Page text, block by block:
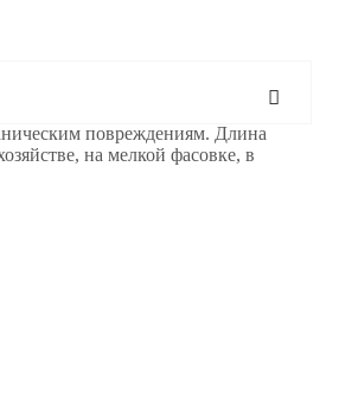
повреждениям. Длина
на мелкой фасовке, в